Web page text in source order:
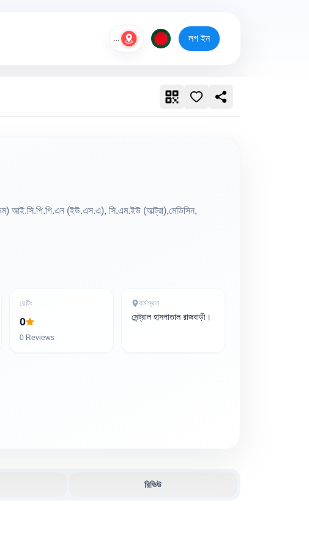
লগ ইন
আই.সি.পি.পি.এন (ইউ.এস.এ), সি.এম.ইউ (আল্ট্রা),মেডিসিন,
রেটিং
0
0 Reviews
কর্মস্থল
সেন্ট্রাল হাসপাতাল রাজবাড়ী।
রিভিউ